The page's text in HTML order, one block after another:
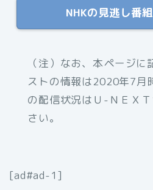
NHKの見逃し番
（注）なお、本ページ
ストの情報は2020年7月
の配信状況はＵ-ＮＥＸ
さい。
[ad#ad-1]